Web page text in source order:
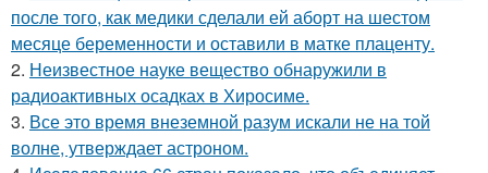
после того, как медики сделали ей аборт на шестом
месяце беременности и оставили в матке плаценту.
2. Неизвестное науке вещество обнаружили в
радиоактивных осадках в Хиросиме.
3. Все это время внеземной разум искали не на той
волне, утверждает астроном.